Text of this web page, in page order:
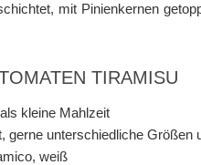
mit Pinienkernen
TIRAMISU
kleine Mahlzeit
unterschiedliche Größen
weiß